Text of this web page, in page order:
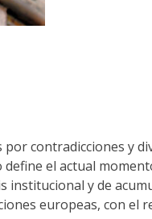
contradicciones y
el actual
y de
europeas, con